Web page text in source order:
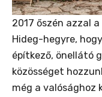
2017 őszén azzal
Hideg-hegyre,
építkező, önellátó
közösséget
még a valósághoz